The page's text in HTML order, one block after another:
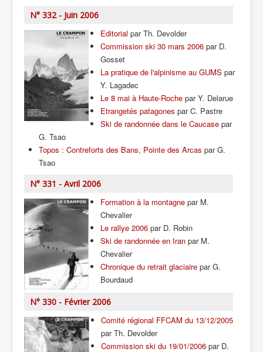
N° 332 - Juin 2006
Editorial par Th. Devolder
Commission ski 30 mars 2006 par D.
Gosset
La pratique de l'alpinisme au GUMS par
Y. Lagadec
Le 8 mai à Haute-Roche par Y. Delarue
Etrangetés patagones par C. Pastre
Ski de randonnée dans le Caucase par
G. Tsao
Topos : Contreforts des Bans, Pointe des Arcas par G.
Tsao
N° 331 - Avril 2006
Formation à la montagne par M.
Chevalier
Le rallye 2006 par D. Robin
Ski de randonnée en Iran par M.
Chevalier
Chronique du retrait glaciaire par G.
Bourdaud
N° 330 - Février 2006
Comité régional FFCAM du 13/12/2005
par Th. Devolder
Commission ski du 19/01/2006par D.